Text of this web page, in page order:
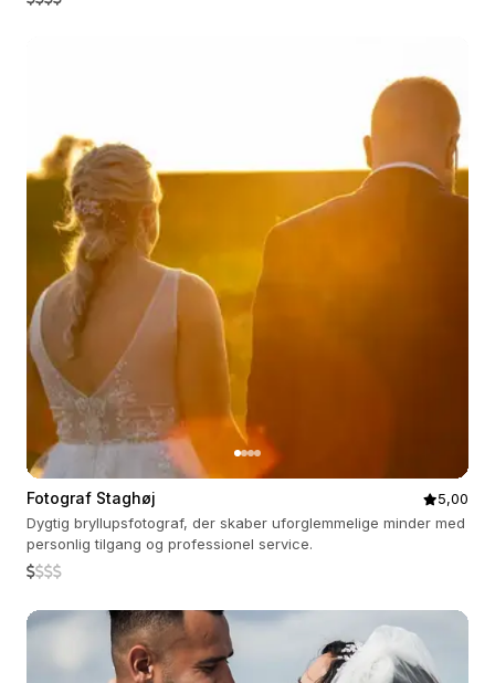
Fotograf Staghøj
5,00
Dygtig bryllupsfotograf, der skaber uforglemmelige minder med
personlig tilgang og professionel service.